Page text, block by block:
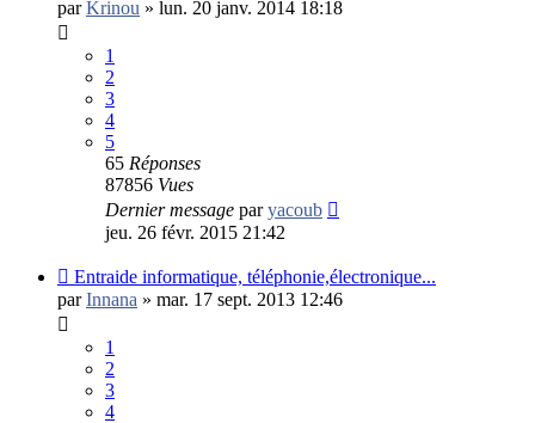
parKrinou » lun. 20 janv. 2014 18:18
1
2
3
4
5
65 Réponses
87856 Vues
Dernier message paryacoub
jeu. 26 févr. 2015 21:42
Entraide informatique, téléphonie,électronique...
parInnana » mar. 17 sept. 2013 12:46
1
2
3
4